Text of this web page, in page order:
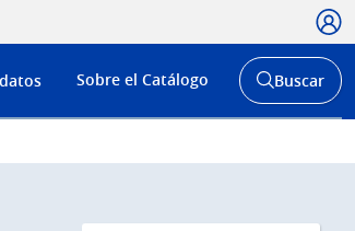
Menú
de
Sobre el Catálogo
Abrir
buscador
Buscar